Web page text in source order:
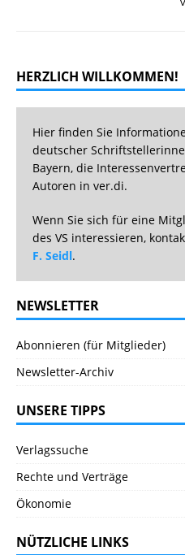
HERZLICH WILLKOMMEN!
Hier finden Sie
deutscher
Bayern, die
Autoren in ver.di.
Wenn Sie sich für eine
des VS interessieren,
F. Seidl.
NEWSLETTER
Abonnieren (für Mitglieder)
Newsletter-Archiv
UNSERE TIPPS
Verlagssuche
Rechte und Verträge
Ökonomie
NÜTZLICHE LINKS